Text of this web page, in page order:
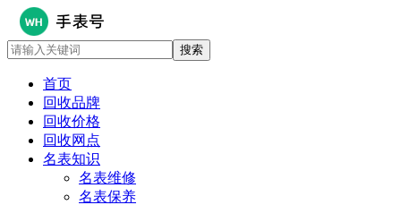
首页
回收品牌
回收价格
回收网点
名表知识
名表维修
名表保养